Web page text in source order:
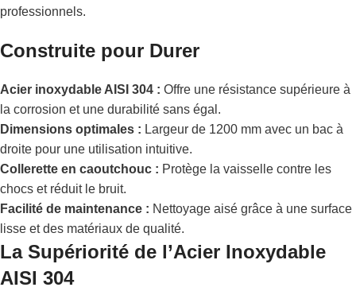
professionnels.
Construite pour Durer
Acier inoxydable AISI 304 : Offre une résistance supérieure à
la corrosion et une durabilité sans égal.
Dimensions optimales : Largeur de 1200 mm avec un bac à
droite pour une utilisation intuitive.
Collerette en caoutchouc : Protège la vaisselle contre les
chocs et réduit le bruit.
Facilité de maintenance : Nettoyage aisé grâce à une surface
lisse et des matériaux de qualité.
La Supériorité de l’Acier Inoxydable
AISI 304